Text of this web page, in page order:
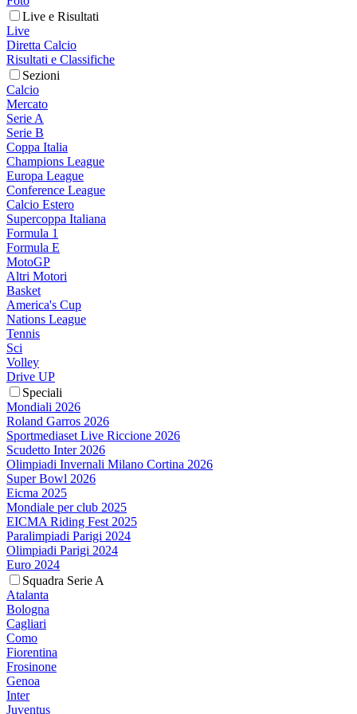
Live e Risultati
Live
Diretta Calcio
Risultati e Classifiche
Sezioni
Calcio
Mercato
Serie A
Serie B
Coppa Italia
Champions League
Europa League
Conference League
Calcio Estero
Supercoppa Italiana
Formula 1
Formula E
MotoGP
Altri Motori
Basket
America's Cup
Nations League
Tennis
Sci
Volley
Drive UP
Speciali
Mondiali 2026
Roland Garros 2026
Sportmediaset Live Riccione 2026
Scudetto Inter 2026
Olimpiadi Invernali Milano Cortina 2026
Super Bowl 2026
Eicma 2025
Mondiale per club 2025
EICMA Riding Fest 2025
Paralimpiadi Parigi 2024
Olimpiadi Parigi 2024
Euro 2024
Squadra Serie A
Atalanta
Bologna
Cagliari
Como
Fiorentina
Frosinone
Genoa
Inter
Juventus